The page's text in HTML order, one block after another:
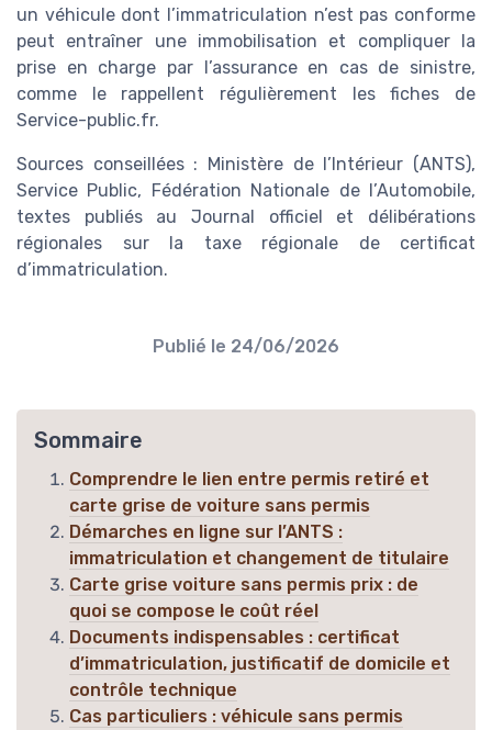
un véhicule dont l’immatriculation n’est pas conforme
peut entraîner une immobilisation et compliquer la
prise en charge par l’assurance en cas de sinistre,
comme le rappellent régulièrement les fiches de
Service-public.fr.
Sources conseillées : Ministère de l’Intérieur (ANTS),
Service Public, Fédération Nationale de l’Automobile,
textes publiés au Journal officiel et délibérations
régionales sur la taxe régionale de certificat
d’immatriculation.
Publié le 24/06/2026
Sommaire
Comprendre le lien entre permis retiré et
carte grise de voiture sans permis
Démarches en ligne sur l’ANTS :
immatriculation et changement de titulaire
Carte grise voiture sans permis prix : de
quoi se compose le coût réel
Documents indispensables : certificat
d’immatriculation, justificatif de domicile et
contrôle technique
Cas particuliers : véhicule sans permis